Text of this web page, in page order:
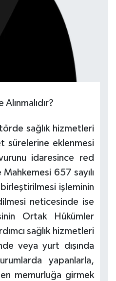
sağlık hizmetleri
sürelerine eklenmesi
idaresince red
657 sayılı
işleminin
neticesinde ise
Ortak Hükümler
sağlık hizmetleri
veya yurt dışında
yapanlarla,
memurluğa girmek